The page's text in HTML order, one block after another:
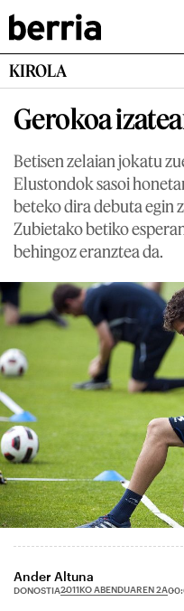
KIROLA
Gerokoa
Betisen zelaian jokatu
Elustondok sasoi
beteko dira debuta egin
Zubietako betiko
behingoz eranztea da.
Ander Altuna
DONOSTIA2011KO ABENDUAREN 2A